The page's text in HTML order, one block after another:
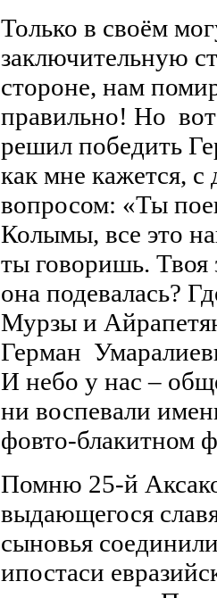
Только в своём
заключительную
стороне, нам
правильно! Но
решил победить
как мне кажется,
вопросом: «Ты
Колымы, все это
ты говоришь. Твоя
она подевалась?
Мурзы и
Герман
И небо у нас –
ни воспевали
фовто-блакитном
Помню 25-й
выдающегося
сыновья
ипостаси